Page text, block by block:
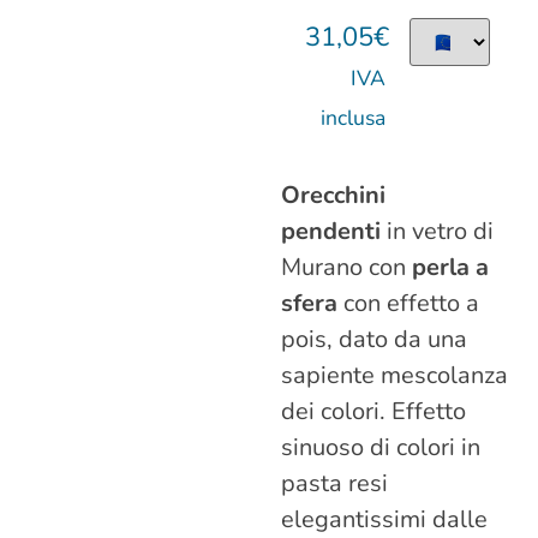
31,05€
IVA
inclusa
Orecchini
pendenti in vetro di
Murano con perla a
sfera con effetto a
pois, dato da una
sapiente mescolanza
dei colori. Effetto
sinuoso di colori in
pasta resi
elegantissimi dalle